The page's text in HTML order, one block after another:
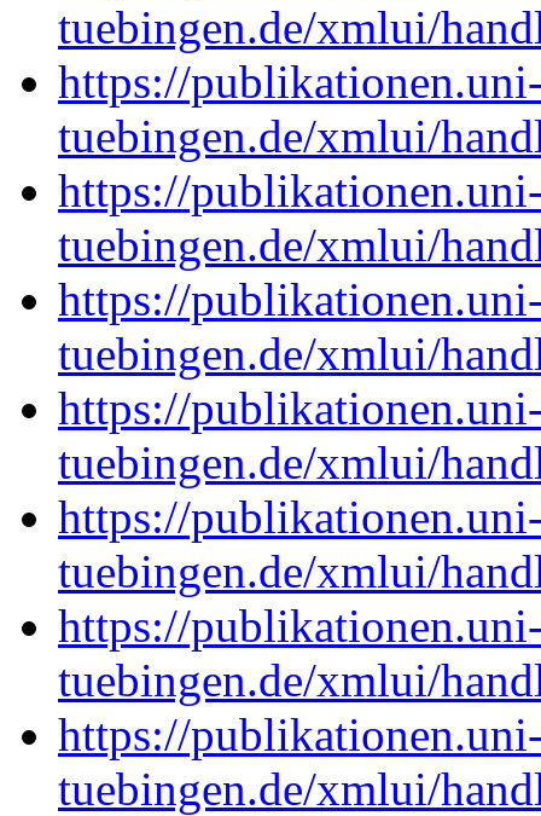
tuebingen.de/xmlui/
https://
tuebingen.de/xmlui/
https://
tuebingen.de/xmlui/
https://
tuebingen.de/xmlui/
https://
tuebingen.de/xmlui/
https://
tuebingen.de/xmlui/
https://
tuebingen.de/xmlui/
https://
tuebingen.de/xmlui/